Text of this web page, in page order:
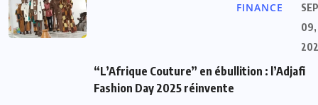
FINANCE
SEP
09,
“L’Afrique Couture” en ébullition : l’Adjafi
Fashion Day 2025 réinvente